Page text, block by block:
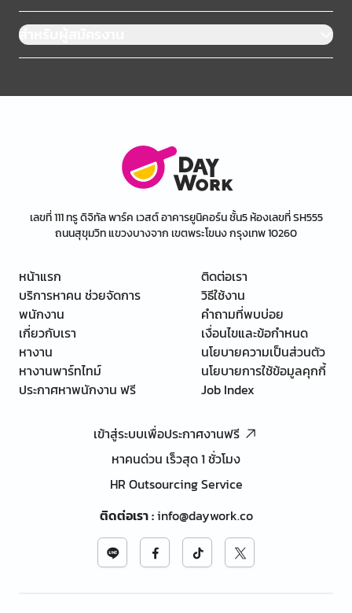
สำหรับผู้สมัครงาน
เลขที่ 111 ทรู ดิจิทัล พาร์ค เวสต์ อาคารยูนิคอร์น ชั้น5 ห้องเลขที่ SH555
ถนนสุขุมวิท แขวงบางจาก เขตพระโขนง กรุงเทพ 10260
หน้าแรก
บริการหาคน ช่วยจัดการ
พนักงาน
เกี่ยวกับเรา
หางาน
หางานพาร์ทไทม์
ประกาศหาพนักงาน ฟรี
ติดต่อเรา
วิธีใช้งาน
คำถามที่พบบ่อย
เงื่อนไขและข้อกำหนด
นโยบายความเป็นส่วนตัว
นโยบายการใช้ข้อมูลคุกกี้
Job Index
เข้าสู่ระบบเพื่อประกาศงานฟรี
หาคนด่วน เร็วสุด 1 ชั่วโมง
HR Outsourcing Service
ติดต่อเรา:info@daywork.co